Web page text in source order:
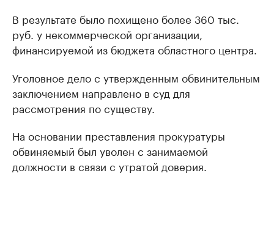
В результате было похищено более 360 тыс.
руб. у некоммерческой организации,
финансируемой из бюджета областного центра.
Уголовное дело с утвержденным обвинительным
заключением направлено в суд для
рассмотрения по существу.
На основании преставления прокуратуры
обвиняемый был уволен с занимаемой
должности в связи с утратой доверия.